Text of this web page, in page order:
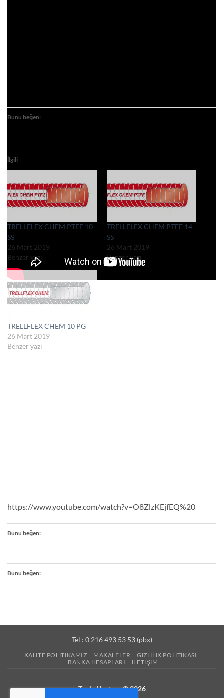
Bunu beğen:
İlgili
TRELLFLEX CHEM PTFE 10
SS
26 Mart 2019
Benzer yazı
TRELLFLEX CHEM PTFE 14
SS
26 Mart 2019
Benzer yazı
TRELLFLEX CHEM 10 PG
26 Mart 2019
Benzer yazı
https://www.youtube.com/watch?v=O8ZlzKEjfEQ%20
Bunu beğen:
Bunu beğen:
Tel : 0 216 493 53 53 (pbx)
KALITE POLITIKAMIZ MAKALELER
GIZLILIK POLITIKASI
BANKA HESAPLARI
İLETIŞIM
Tuzla Hortum © 2026